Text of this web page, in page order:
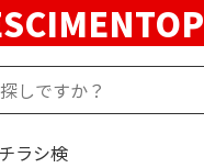
ラシ検